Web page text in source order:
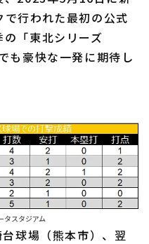
行われた最初の公式
「東北シリーズ
豪快な一発に期待し
タスタジアム
球場（熊本市）、翌